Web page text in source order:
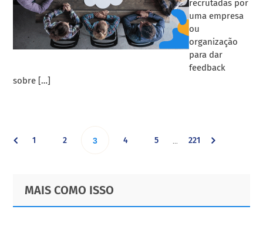
recrutadas por
uma empresa
ou
organização
para dar
feedback
sobre […]
Go
page
1 Go
page
2 Go
page
3 Go
4 Go
5
pages
… Go
221
Primary
Sidebar
Footer
MAIS COMO ISSO